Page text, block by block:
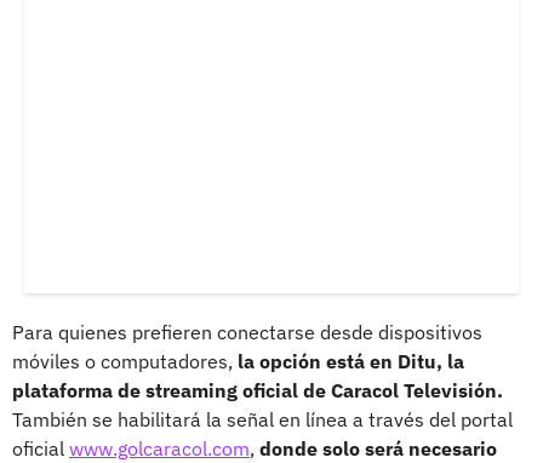
Para quienes prefieren conectarse desde dispositivos
móviles o computadores, la opción está en Ditu, la
plataforma de streaming oficial de Caracol Televisión.
También se habilitará la señal en línea a través del portal
oficial www.golcaracol.com, donde solo será necesario